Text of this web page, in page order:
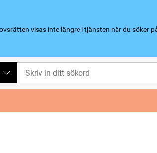
visas inte längre i tjänsten när du söker